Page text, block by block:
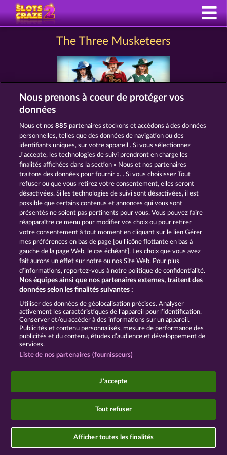
The Three Musketeers
CGU Charte de confidentialité
Mentions légales Société FAQ
Facebook
Envoyer la demande de rétractation
Les jeux de casino sociaux sont prévus uniquement
à des fins de divertissement et n'ont absolument
aucune influence sur vos résultats possibles lors de
jeux avec de l'argent réel.
©2026 Whow Games GmbH
Nous prenons à coeur de protéger vos
données
Nous et nos885 partenaires stockons et accédons à des données
personnelles, telles que des données de navigation ou des
identifiants uniques, sur votre appareil . Si vous sélectionnez
J'accepte, les technologies de suivi prendront en charge les
finalités affichées dans la section « Nous et nos partenaires
traitons des données pour fournir ». . Si vous choisissez Tout
refuser ou que vous retirez votre consentement, elles seront
désactivées. Si les technologies de suivi sont désactivées, il est
possible que certains contenus et annonces qui vous sont
présentés ne soient pas pertinents pour vous. Vous pouvez faire
réapparaître ce menu pour modifier vos choix ou pour retirer
votre consentement à tout moment en cliquant sur le lien Gérer
mes préférences en bas de page [ou l'icône flottante en bas à
gauche de la page Web, le cas échéant]. Les choix que vous avez
fait aurons un effet sur notre ou nos Site Web. Pour plus
d’informations, reportez-vous à notre politique de confidentialité.
Nos équipes ainsi que nos partenaires externes, traitent des
données selon les finalités suivantes :
Utiliser des données de géolocalisation précises. Analyser
activement les caractéristiques de l’appareil pour l’identification.
Conserver et/ou accéder à des informations sur un appareil.
Publicités et contenu personnalisés, mesure de performance des
publicités et du contenu, études d’audience et développement de
services.
Liste de nos partenaires (fournisseurs)
J'accepte
Tout refuser
Afficher toutes les finalités